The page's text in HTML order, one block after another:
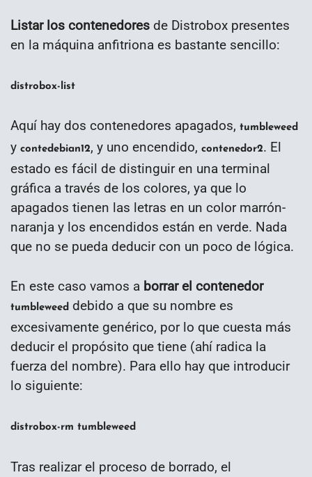
Listar los contenedores de Distrobox presentes
en la máquina anfitriona es bastante sencillo:
distrobox-list
Aquí hay dos contenedores apagados, tumbleweed
y contedebian12, y uno encendido, contenedor2. El
estado es fácil de distinguir en una terminal
gráfica a través de los colores, ya que lo
apagados tienen las letras en un color marrón-
naranja y los encendidos están en verde. Nada
que no se pueda deducir con un poco de lógica.
En este caso vamos a borrar el contenedor
tumbleweed debido a que su nombre es
excesivamente genérico, por lo que cuesta más
deducir el propósito que tiene (ahí radica la
fuerza del nombre). Para ello hay que introducir
lo siguiente:
distrobox-rm tumbleweed
Tras realizar el proceso de borrado, el